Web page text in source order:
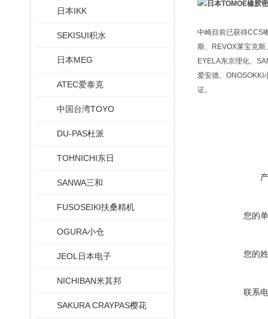
日本IKK
SEKISUI积水
日本MEG
ATEC爱泰克
中国台湾TOYO
DU-PAS杜派
TOHNICHI东日
SANWA三和
FUSOSEIKI扶桑精机
OGURA小仓
JEOL日本电子
NICHIBAN米其邦
SAKURA CRAYPAS樱花
中崎目前已获得CCS
斯、REVOX莱宝克斯
EYELA东京理化、
爱安德、ONOSOKKI
证。
您的
您的
联系